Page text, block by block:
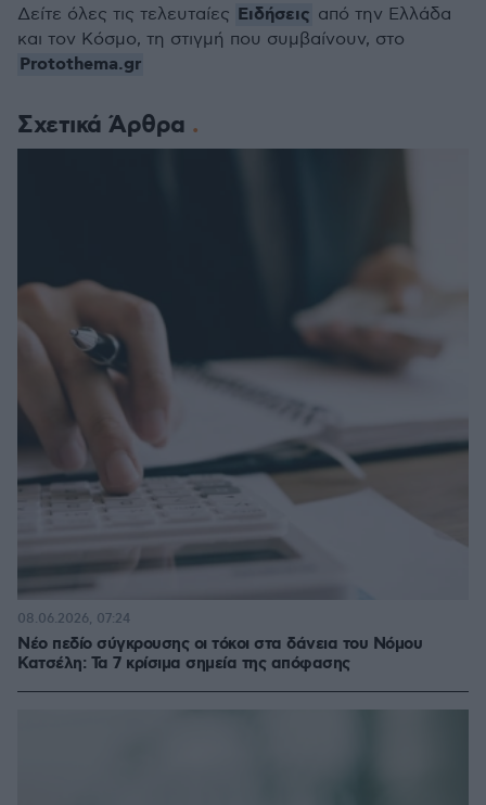
Σχετικά Άρθρα
Νέο πεδίο σύγκρουσης οι τόκοι στα δάνεια του Νόμου
Κατσέλη: Τα 7 κρίσιμα σημεία της απόφασης
08.06.2026, 07:24
Δείτε όλες τις τελευταίες Ειδήσεις από την Ελλάδα
και τον Κόσμο, τη στιγμή που συμβαίνουν, στο
Protothema.gr